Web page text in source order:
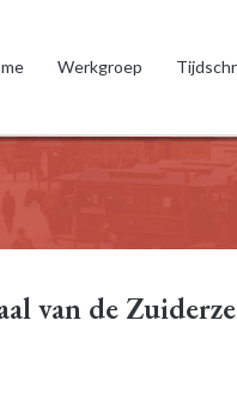
Werkgroep
van de